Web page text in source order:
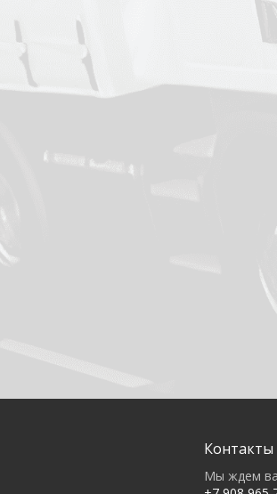
Контакты
Мы ждем